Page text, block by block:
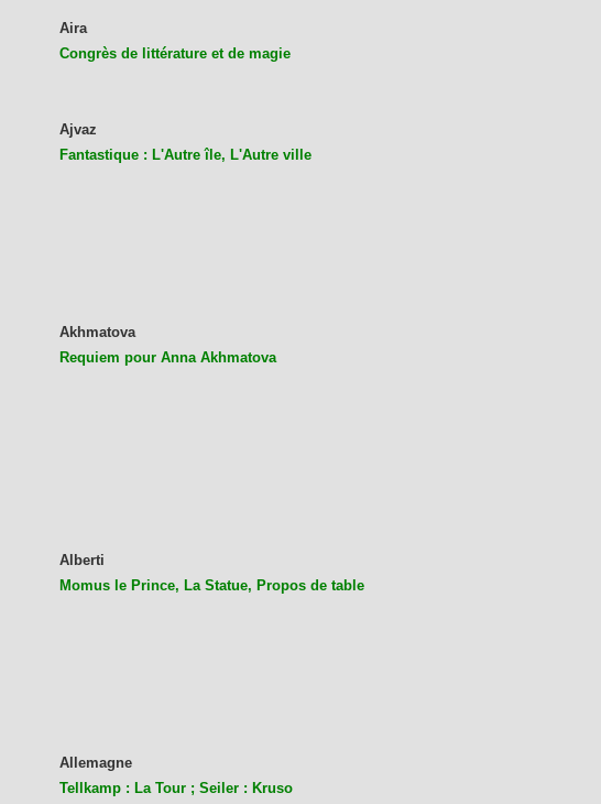
Aira
Congrès de littérature et de magie
Ajvaz
Fantastique : L'Autre île, L'Autre ville
Akhmatova
Requiem pour Anna Akhmatova
Alberti
Momus le Prince, La Statue, Propos de table
Allemagne
Tellkamp : La Tour ; Seiler : Kruso